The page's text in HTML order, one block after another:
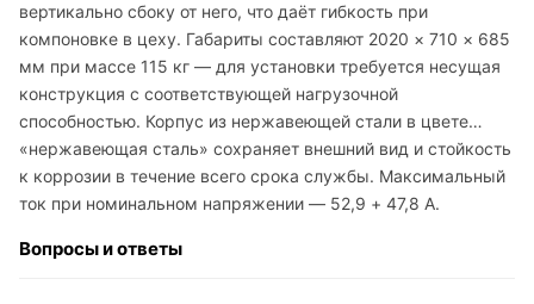
вертикально сбоку от него, что даёт гибкость при
компоновке в цеху. Габариты составляют 2020 × 710 × 685
мм при массе 115 кг — для установки требуется несущая
конструкция с соответствующей нагрузочной
способностью. Корпус из нержавеющей стали в цвете
«нержавеющая сталь» сохраняет внешний вид и стойкость
к коррозии в течение всего срока службы. Максимальный
ток при номинальном напряжении — 52,9 + 47,8 А.
Вопросы и ответы